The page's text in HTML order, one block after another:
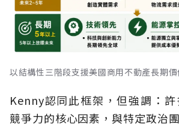
以結構性三階段支援美國商用不動產長期價
Kenny認同此框架，但強調：
競爭力的核心因素，與特定政治